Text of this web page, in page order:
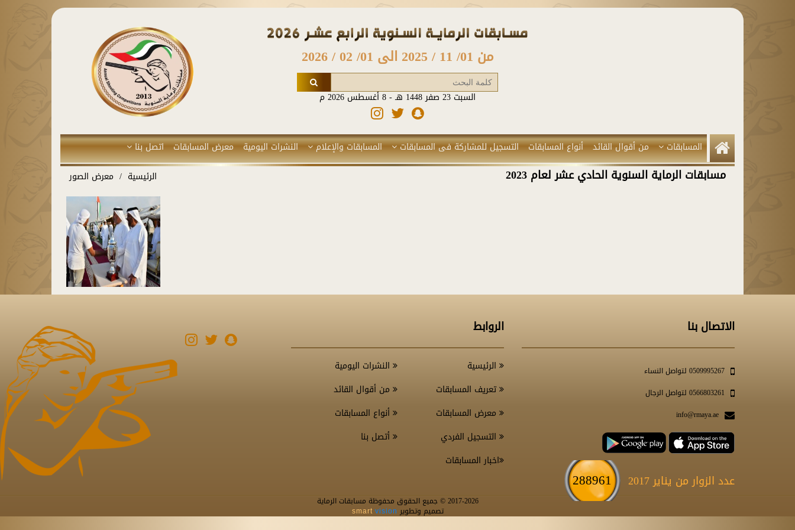
من 01/ 11 / 2025 الى 01/ 02 / 2026
السبت 23 صفر 1448 هـ - 8 أغسطس 2026 م
المسابقات من أقوال القائد أنواع المسابقات التسجيل للمشاركة فى المسابقات المسابقات والإعلام النشرات اليومية معرض المسابقات اتصل بنا
مسابقات الرماية السنوية الحادي عشر لعام 2023 الرئيسية معرض الصور
الاتصال بنا
0509995267 لتواصل النساء
0566803261 لتواصل الرجال
info@rmaya.ae
عدد الزوار من يناير 2017 288961
الروابط
الرئيسية
تعريف المسابقات
معرض المسابقات
التسجيل الفردي
اخبار المسابقات
النشرات اليومية
من أقوال القائد
أنواع المسابقات
أتصل بنا
2017-2026 © جميع الحقوق محفوظة مسابقات الرماية
تصميم وتطوير smart vision